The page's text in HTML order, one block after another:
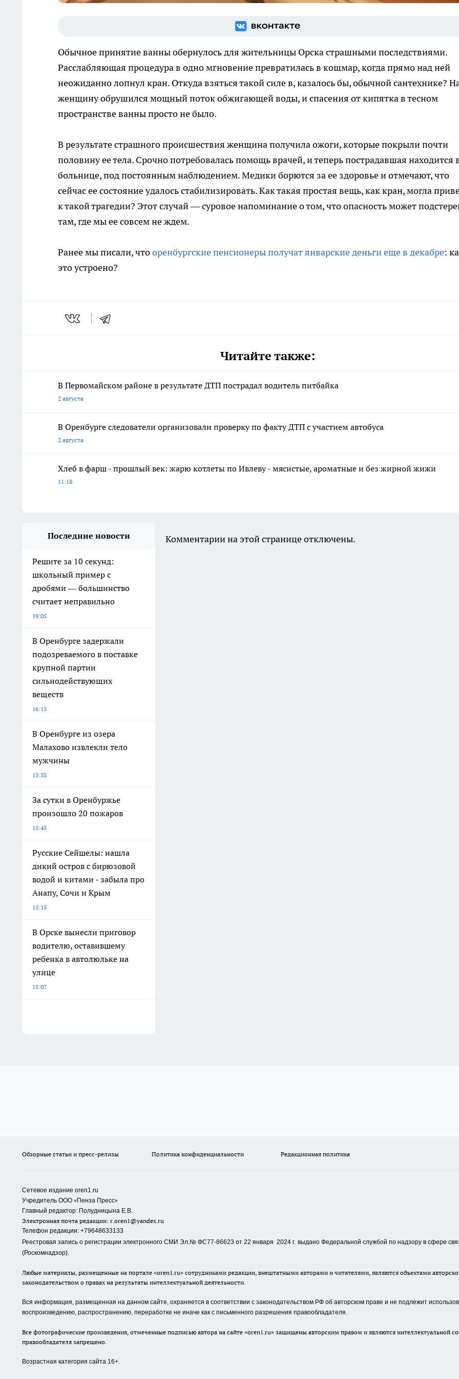
Обычное принятие ванны обернулось для жительницы Орска страшными последствиями.
Расслабляющая процедура в одно мгновение превратилась в кошмар, когда прямо над ней
неожиданно лопнул кран. Откуда взяться такой силе в, казалось бы, обычной сантехнике?
женщину обрушился мощный поток обжигающей воды, и спасения от кипятка в тесном
пространстве ванны просто не было.
В результате страшного происшествия женщина получила ожоги, которые покрыли почти
половину ее тела. Срочно потребовалась помощь врачей, и теперь пострадавшая находится
больнице, под постоянным наблюдением. Медики борются за ее здоровье и отмечают, что
сейчас ее состояние удалось стабилизировать. Как такая простая вещь, как кран, могла
к такой трагедии? Этот случай — суровое напоминание о том, что опасность может
там, где мы ее совсем не ждем.
Ранее мы писали, чтооренбургские пенсионеры получат январские деньги еще в декабре:
это устроено?
Читайте также:
В Первомайском районе в результате ДТП пострадал водитель питбайка
2 августа
В Оренбурге следователи организовали проверку по факту ДТП с участием автобуса
2 августа
Хлеб в фарш - прошлый век: жарю котлеты по Ивлеву - мясистые, ароматные и без жирной жижи
11:18
Последние новости
Решите за 10 секунд:
школьный пример с
дробями — большинство
считает неправильно
19:05
В Оренбурге задержали
подозреваемого в поставке
крупной партии
сильнодействующих
веществ
16:15
В Оренбурге из озера
Малахово извлекли тело
мужчины
15:55
За сутки в Оренбуржье
произошло 20 пожаров
15:45
Русские Сейшелы: нашла
дикий остров с бирюзовой
водой и китами - забыла про
Анапу, Сочи и Крым
15:15
В Орске вынесли приговор
водителю, оставившему
ребенка в автолюльке на
улице
15:07
Комментарии на этой странице отключены.
Обзорные статьи и пресс-релизы Политика конфиденциальности Редакционная политика
Сетевое издание oren1.ru
Учредитель ООО «Пенза Пресс»
Главный редактор: Полудницына Е.В.
Электронная почта редакции: r.oren1@yandex.ru
Телефон редакции: +79648633133
Реестровая запись о регистрации электронного СМИ Эл.№ ФС77-86623 от 22 января 2024 г. выдано Федеральной службой по надзору в сфере
(Роскомнадзор).
Любые материалы, размещенные на портале «oren1.ru» сотрудниками редакции, внештатными авторами и читателями, являются объектами
законодательством о правах на результаты интеллектуальной деятельности.
Вся информация, размещенная на данном сайте, охраняется в соответствии с законодательством РФ об авторском праве и не подлежит
воспроизведению, распространению, переработке не иначе как с письменного разрешения правообладателя.
Все фотографические произведения, отмеченные подписью автора на сайте «oren1.ru» защищены авторским правом и являются интеллектуальной
правообладателя запрещено.
Возрастная категория сайта 16+.